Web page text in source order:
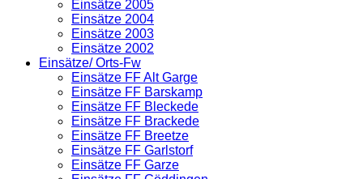
Einsätze 2005
Einsätze 2004
Einsätze 2003
Einsätze 2002
Einsätze/ Orts-Fw
Einsätze FF Alt Garge
Einsätze FF Barskamp
Einsätze FF Bleckede
Einsätze FF Brackede
Einsätze FF Breetze
Einsätze FF Garlstorf
Einsätze FF Garze